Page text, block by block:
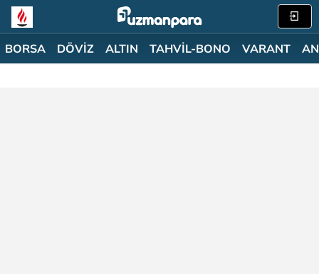
BORSA DÖVİZ ALTIN TAHVİL-BONO VARANT